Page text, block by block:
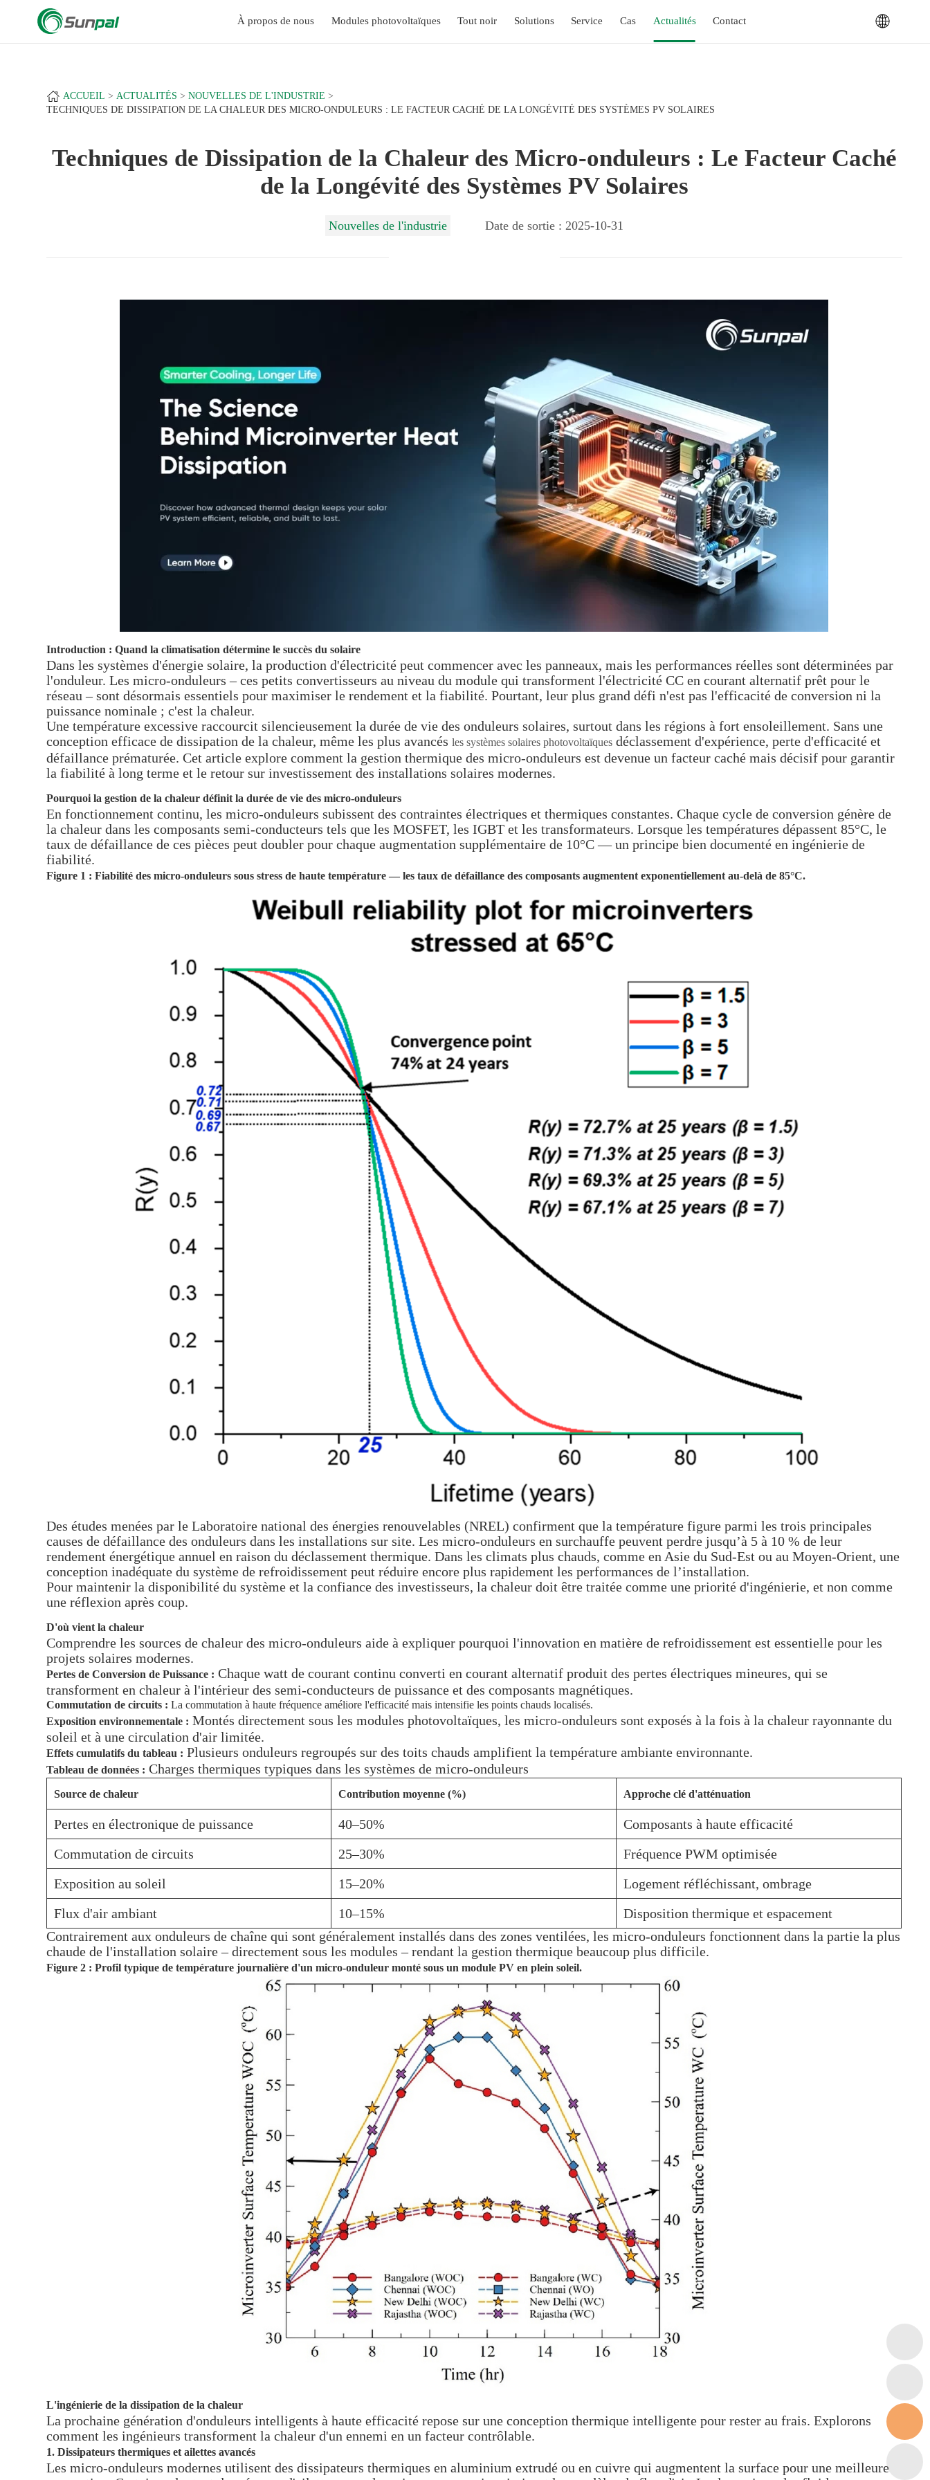
À propos de nous Modules photovoltaïques Tout noir Solutions Service Cas Actualités Contact
ACCUEIL ACTUALITÉS
NOUVELLES DE L'INDUSTRIE
TECHNIQUES DE DISSIPATION DE LA CHALEUR DES MICRO-ONDULEURS : LE FACTEUR CACHÉ DE LA LONGÉVITÉ DES SYSTÈMES PV SOLAIRES
Techniques de Dissipation de la Chaleur des Micro-onduleurs : Le Facteur Caché
de la Longévité des Systèmes PV Solaires
Nouvelles de l'industrie Date de sortie : 2025-10-31
Introduction : Quand la climatisation détermine le succès du solaire
Dans les systèmes d'énergie solaire, la production d'électricité peut commencer avec les panneaux, mais les performances réelles sont déterminées par
l'onduleur. Les micro-onduleurs – ces petits convertisseurs au niveau du module qui transforment l'électricité CC en courant alternatif prêt pour le
réseau – sont désormais essentiels pour maximiser le rendement et la fiabilité. Pourtant, leur plus grand défi n'est pas l'efficacité de conversion ni la
puissance nominale ; c'est la chaleur.
Une température excessive raccourcit silencieusement la durée de vie des onduleurs solaires, surtout dans les régions à fort ensoleillement. Sans une
conception efficace de dissipation de la chaleur, même les plus avancésles systèmes solaires photovoltaïques déclassement d'expérience, perte d'efficacité et
défaillance prématurée. Cet article explore comment la gestion thermique des micro-onduleurs est devenue un facteur caché mais décisif pour garantir
la fiabilité à long terme et le retour sur investissement des installations solaires modernes.
Pourquoi la gestion de la chaleur définit la durée de vie des micro-onduleurs
En fonctionnement continu, les micro-onduleurs subissent des contraintes électriques et thermiques constantes. Chaque cycle de conversion génère de
la chaleur dans les composants semi-conducteurs tels que les MOSFET, les IGBT et les transformateurs. Lorsque les températures dépassent 85°C, le
taux de défaillance de ces pièces peut doubler pour chaque augmentation supplémentaire de 10°C — un principe bien documenté en ingénierie de
fiabilité.
Figure 1 : Fiabilité des micro-onduleurs sous stress de haute température — les taux de défaillance des composants augmentent exponentiellement au-delà de 85°C.
Des études menées par le Laboratoire national des énergies renouvelables (NREL) confirment que la température figure parmi les trois principales
causes de défaillance des onduleurs dans les installations sur site. Les micro-onduleurs en surchauffe peuvent perdre jusqu’à 5 à 10 % de leur
rendement énergétique annuel en raison du déclassement thermique. Dans les climats plus chauds, comme en Asie du Sud-Est ou au Moyen-Orient, une
conception inadéquate du système de refroidissement peut réduire encore plus rapidement les performances de l’installation.
Pour maintenir la disponibilité du système et la confiance des investisseurs, la chaleur doit être traitée comme une priorité d'ingénierie, et non comme
une réflexion après coup.
D'où vient la chaleur
Comprendre les sources de chaleur des micro-onduleurs aide à expliquer pourquoi l'innovation en matière de refroidissement est essentielle pour les
projets solaires modernes.
Pertes de Conversion de Puissance : Chaque watt de courant continu converti en courant alternatif produit des pertes électriques mineures, qui se
transforment en chaleur à l'intérieur des semi-conducteurs de puissance et des composants magnétiques.
Commutation de circuits : La commutation à haute fréquence améliore l'efficacité mais intensifie les points chauds localisés.
Exposition environnementale : Montés directement sous les modules photovoltaïques, les micro-onduleurs sont exposés à la fois à la chaleur rayonnante du
soleil et à une circulation d'air limitée.
Effets cumulatifs du tableau : Plusieurs onduleurs regroupés sur des toits chauds amplifient la température ambiante environnante.
Tableau de données : Charges thermiques typiques dans les systèmes de micro-onduleurs
Source de chaleur Contribution moyenne (%) Approche clé d'atténuation
Pertes en électronique de puissance 40–50%
Composants à haute efficacité
Commutation de circuits
25–30%
Fréquence PWM optimisée
Exposition au soleil
15–20%
Logement réfléchissant, ombrage
Flux d'air ambiant
10–15%
Disposition thermique et espacement
Contrairement aux onduleurs de chaîne qui sont généralement installés dans des zones ventilées, les micro-onduleurs fonctionnent dans la partie la plus
chaude de l'installation solaire – directement sous les modules – rendant la gestion thermique beaucoup plus difficile.
Figure 2 : Profil typique de température journalière d'un micro-onduleur monté sous un module PV en plein soleil.
L'ingénierie de la dissipation de la chaleur
La prochaine génération d'onduleurs intelligents à haute efficacité repose sur une conception thermique intelligente pour rester au frais. Explorons
comment les ingénieurs transforment la chaleur d'un ennemi en un facteur contrôlable.
1. Dissipateurs thermiques et ailettes avancés
Les micro-onduleurs modernes utilisent des dissipateurs thermiques en aluminium extrudé ou en cuivre qui augmentent la surface pour une meilleure